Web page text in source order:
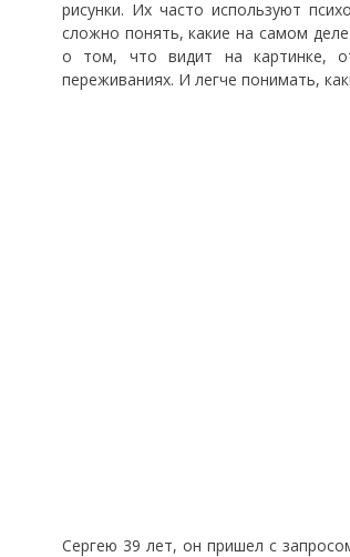
рисунки. Их часто используют
сложно понять, какие на самом
о том, что видит на картинке,
переживаниях. И легче понимать,
Сергею 39 лет, он пришел с